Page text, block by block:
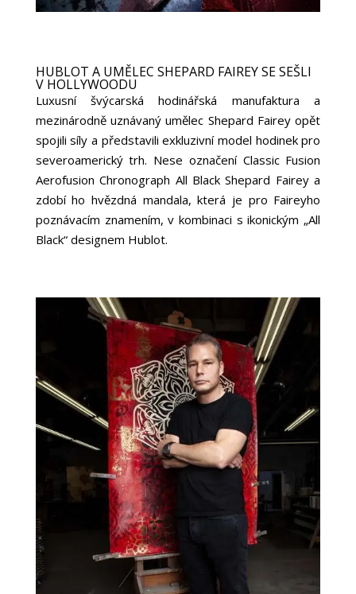
HUBLOT A UMĚLEC SHEPARD FAIREY SE SEŠLI
V HOLLYWOODU
Luxusní švýcarská hodinářská manufaktura a
mezinárodně uznávaný umělec Shepard Fairey opět
spojili síly a představili exkluzivní model hodinek pro
severoamerický trh. Nese označení Classic Fusion
Aerofusion Chronograph All Black Shepard Fairey a
zdobí ho hvězdná mandala, která je pro Faireyho
poznávacím znamením, v kombinaci s ikonickým „All
Black“ designem Hublot.